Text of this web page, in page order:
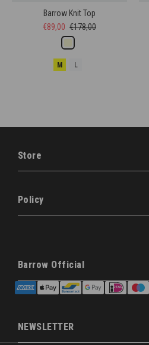
Barrow Knit Top
€89,00 €178,00
M L
NEWSLETTER
Store
Policy
Barrow Official